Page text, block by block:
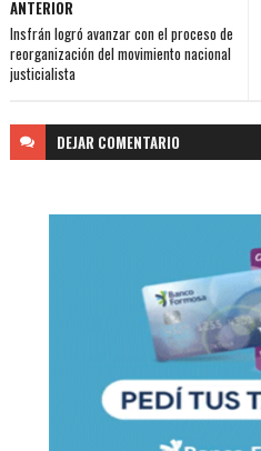
ANTERIOR
Insfrán logró avanzar con el proceso de
reorganización del movimiento nacional
justicialista
DEJAR COMENTARIO